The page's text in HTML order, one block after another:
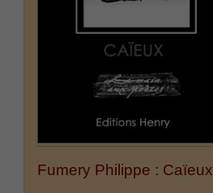
Fumery Philippe : Caïeux